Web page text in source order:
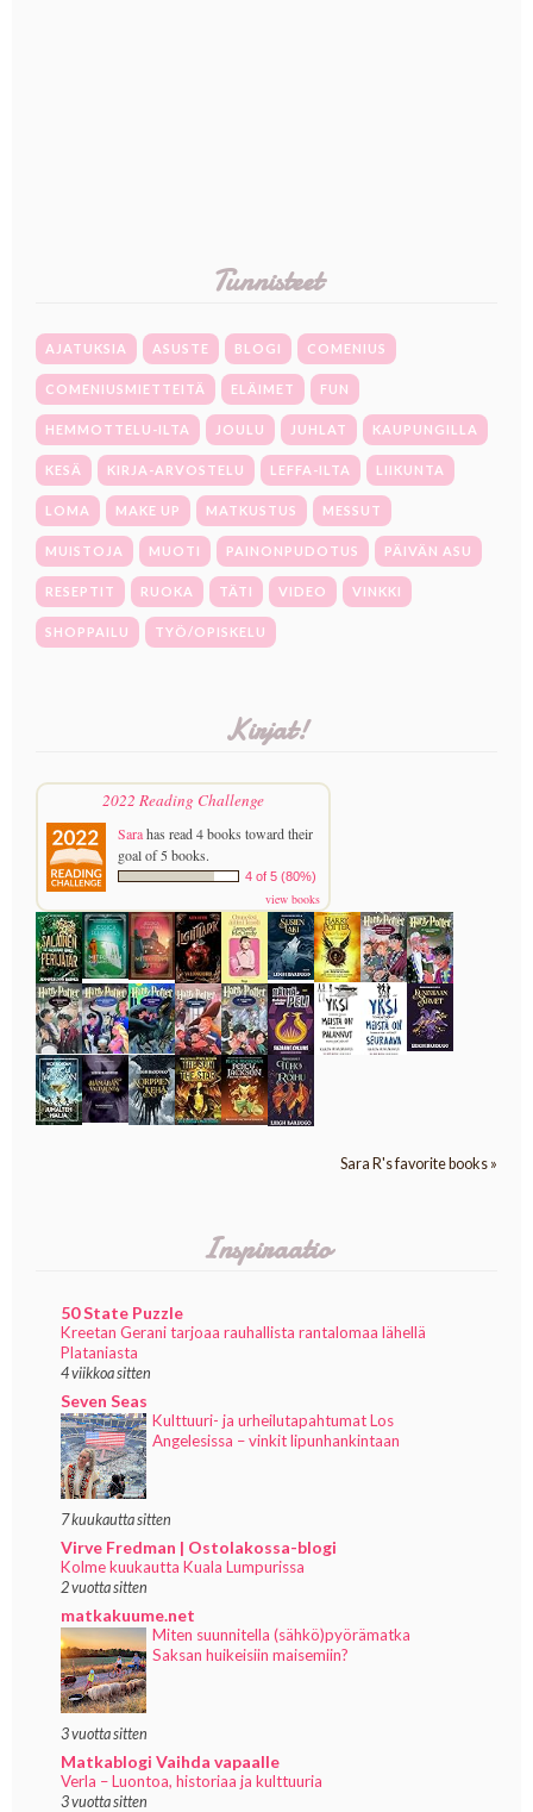
Tunnisteet
AJATUKSIA ASUSTE BLOGI COMENIUS
COMENIUSMIETTEITÄ ELÄIMET FUN
HEMMOTTELU-ILTA JOULU JUHLAT KAUPUNGILLA
KESÄ KIRJA-ARVOSTELU LEFFA-ILTA LIIKUNTA
LOMA MAKE UP MATKUSTUS MESSUT
MUISTOJA MUOTI PAINONPUDOTUS PÄIVÄN ASU
RESEPTIT RUOKA TÄTI VIDEO VINKKI
SHOPPAILU TYÖ/OPISKELU
Kirjat!
2022 Reading Challenge
Sarahas read 4 books toward their
goal of 5 books.
4 of 5 (80%)
view books
Sara R's favorite books »
Inspiraatio
50 State Puzzle
Kreetan Gerani tarjoaa rauhallista rantalomaa lähellä
Plataniasta
4 viikkoa sitten
Seven Seas
Kulttuuri- ja urheilutapahtumat Los
Angelesissa – vinkit lipunhankintaan
7 kuukautta sitten
Virve Fredman | Ostolakossa-blogi
Kolme kuukautta Kuala Lumpurissa
2 vuotta sitten
matkakuume.net
Miten suunnitella (sähkö)pyörämatka
Saksan huikeisiin maisemiin?
3 vuotta sitten
Matkablogi Vaihda vapaalle
Verla – Luontoa, historiaa ja kulttuuria
3 vuotta sitten